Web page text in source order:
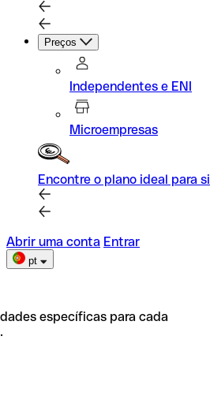
Preços
Independentes e ENI
Microempresas
Encontre o plano ideal para si
Abrir uma conta Entrar
pt
específicas para cada